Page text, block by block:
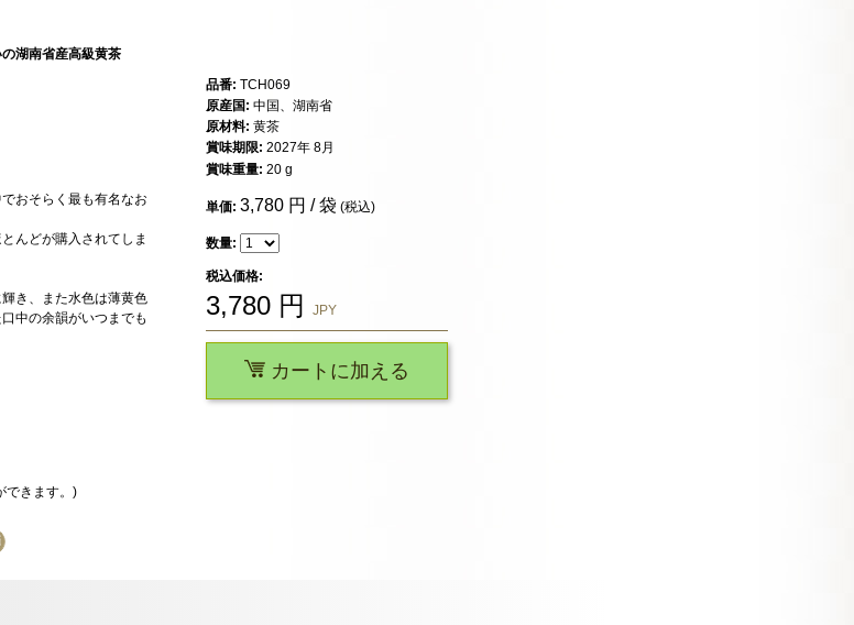
湖南省産高級黄茶
おそらく最も有名なお
んどが購入されてしま
き、また水色は薄黄色
中の余韻がいつまでも
できます。)
品番: TCH069
原産国: 中国、湖南省
原材料: 黄茶
賞味期限: 2027年 8月
賞味重量: 20 g
単価: 3,780 円 / 袋 (税込)
数量:
税込価格:
3,780 円 JPY
カートに加える